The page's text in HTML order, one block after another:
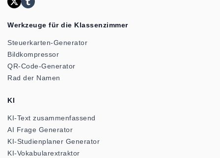
Werkzeuge für die Klassenzimmer
Steuerkarten-Generator
Bildkompressor
QR-Code-Generator
Rad der Namen
KI
KI-Text zusammenfassend
AI Frage Generator
KI-Studienplaner Generator
KI-Vokabularextraktor